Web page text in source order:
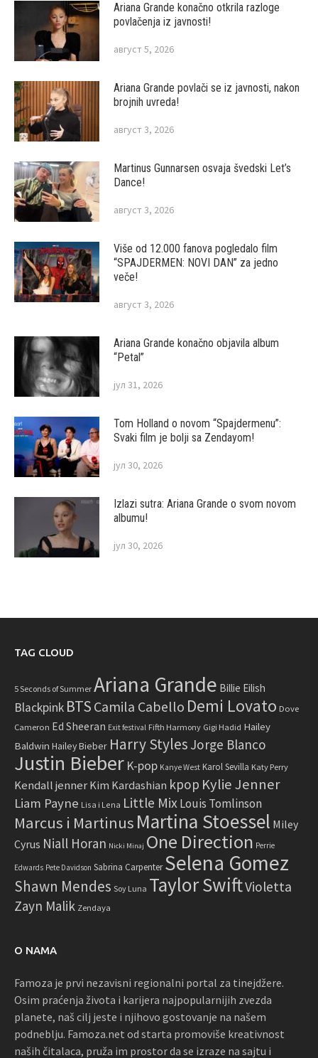
Ariana Grande konačno otkrila razloge
povlačenja iz javnosti!
август 5, 2026
Ariana Grande povlači se iz javnosti, nakon
brojnih uvreda!
август 3, 2026
Martinus Gunnarsen osvaja švedski Let’s
Dance!
август 3, 2026
Više od 12.000 fanova pogledalo film
“SPAJDERMEN: NOVI DAN” za jedno
veče!
август 3, 2026
Ariana Grande konačno objavila album
“Petal”
јул 31, 2026
Tom Holland o novom “Spajdermenu”:
Svaki film je bolji sa Zendayom!
јул 30, 2026
Izlazi sutra: Ariana Grande o svom novom
albumu!
јул 30, 2026
TAG CLOUD
5 Seconds of Summer Ariana Grande Billie Eilish
Blackpink BTS Camila Cabello Demi Lovato Dove
Cameron Ed Sheeran Exit festival Fifth Harmony Gigi Hadid Hailey
Baldwin Hailey Bieber Harry Styles Jorge Blanco
Justin Bieber K-pop Kanye West Karol Sevilla Katy Perry
Kendall jenner Kim Kardashian kpop Kylie Jenner
Liam Payne Lisa i Lena Little MixLouis Tomlinson
Marcus i Martinus Martina Stoessel Miley
Cyrus Niall Horan Nicki Minaj One Direction Perrie
Edwards Pete Davidson Sabrina Carpenter Selena Gomez
Shawn Mendes Soy Luna Taylor SwiftVioletta
Zayn Malik Zendaya
O NAMA
Famoza je prvi nezavisni regionalni portal za tinejdžere.
Osim praćenja života i karijera najpopularnijih zvezda
planete, naš cilj jeste i njihovo gostovanje na našem
podneblju. Famoza.net od starta promoviše kreativnost
naših čitalaca, pruža im prostor da se izraze na sajtu i